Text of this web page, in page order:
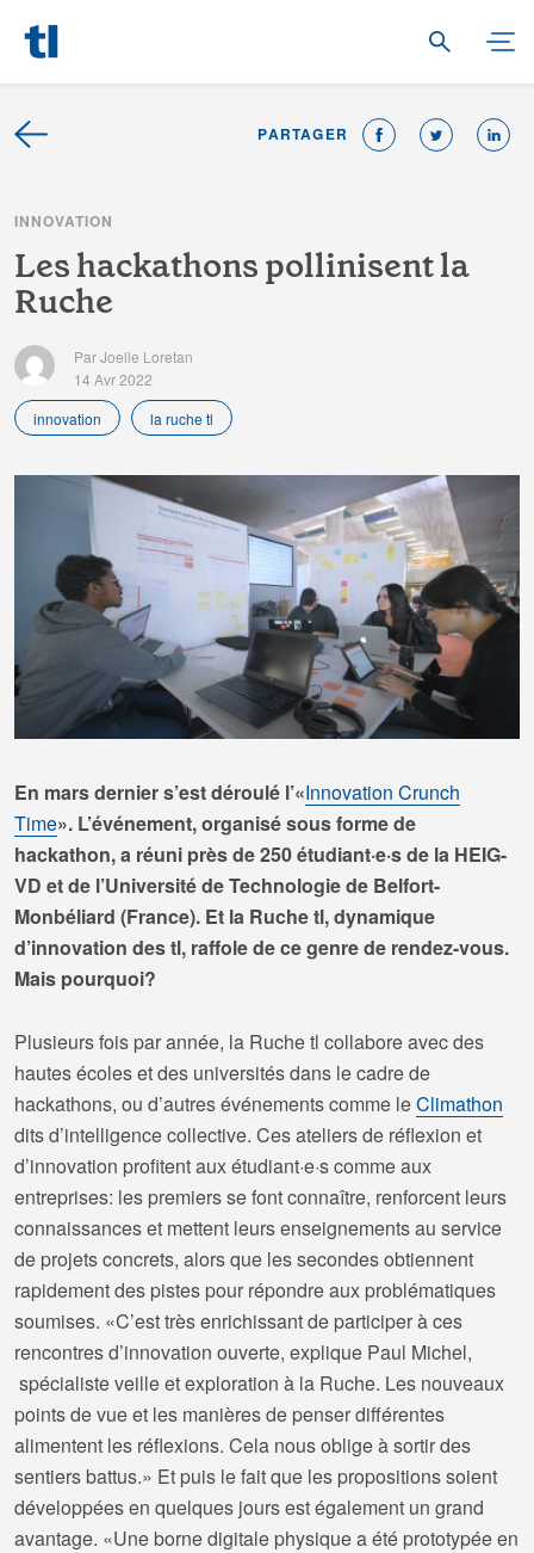
PARTAGER
INNOVATION
Leshackathonspollinisentla
Ruche
Par Joelle Loretan
14 Avr 2022
innovation
la ruche tl
En mars dernier s’est déroulé l’«Innovation Crunch
Time». L’événement, organisé sous forme de
hackathon, a réuni près de 250 étudiant·e·s de la HEIG-
VD et de l’Université de Technologie de Belfort-
Monbéliard (France). Et la Ruche tl, dynamique
d’innovation des tl, raffole de ce genre de rendez-vous.
Mais pourquoi?
Plusieurs fois par année, la Ruche tl collabore avec des
hautes écoles et des universités dans le cadre de
hackathons, ou d’autres événements comme leClimathon
dits d’intelligence collective. Ces ateliers de réflexion et
d’innovation profitent aux étudiant·e·s comme aux
entreprises: les premiers se font connaître, renforcent leurs
connaissances et mettent leurs enseignements au service
de projets concrets, alors que les secondes obtiennent
rapidement des pistes pour répondre aux problématiques
soumises. «C’est très enrichissant de participer à ces
rencontres d’innovation ouverte, explique Paul Michel,
spécialiste veille et exploration à la Ruche. Les nouveaux
points de vue et les manières de penser différentes
alimentent les réflexions. Cela nous oblige à sortir des
sentiers battus.» Et puis le fait que les propositions soient
développées en quelques jours est également un grand
avantage. «Une borne digitale physique a été prototypée en